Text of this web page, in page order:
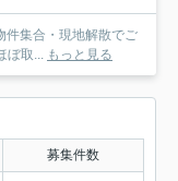
件集合・現地解散でご
取...
もっと見る
募集件数